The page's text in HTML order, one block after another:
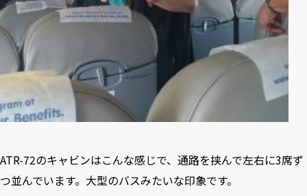
ATR-72のキャビンはこんな感じで、通路を挟んで左右に3席ず
つ並んでいます。大型のバスみたいな印象です。